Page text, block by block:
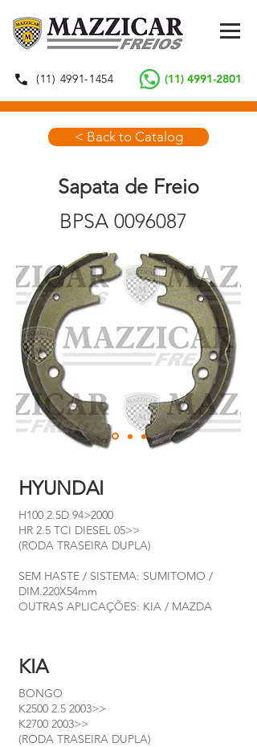
(11) 4991-1454 (11) 4991-2801
< Back to Catalog
Sapata de Freio
BPSA 0096087
HYUNDAI
H100 2.5D 94>2000
HR 2.5 TCI DIESEL 05>>
(RODA TRASEIRA DUPLA)
SEM HASTE / SISTEMA: SUMITOMO /
DIM.220X54mm
OUTRAS APLICAÇÕES: KIA / MAZDA
KIA
BONGO
K2500 2.5 2003>>
K2700 2003>>
(RODA TRASEIRA DUPLA)